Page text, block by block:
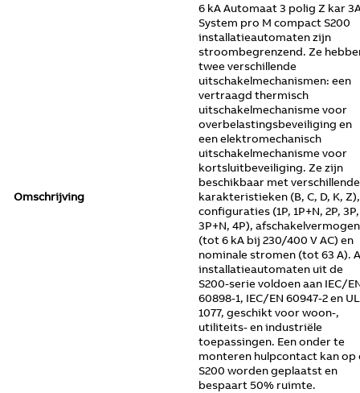
Omschrijving
6 kA Automaat 3 polig Z kar
System pro M compact S200
installatieautomaten zijn
stroombegrenzend. Ze
twee verschillende
uitschakelmechanismen: een
vertraagd thermisch
uitschakelmechanisme voor
overbelastingsbeveiliging en
een elektromechanisch
uitschakelmechanisme voor
kortsluitbeveiliging. Ze zijn
beschikbaar met verschillende
karakteristieken (B, C, D, K, Z),
configuraties (1P, 1P+N, 2P, 3P,
3P+N, 4P),
(tot 6 kA bij 230/400 V AC) en
nominale stromen (tot 63 A).
installatieautomaten uit de
S200-serie voldoen aan IEC/
60898-1, IEC/EN 60947-2 en UL
1077, geschikt voor woon-,
utiliteits- en industriële
toepassingen. Een onder te
monteren hulpcontact kan op
S200 worden geplaatst en
bespaart 50% ruimte.